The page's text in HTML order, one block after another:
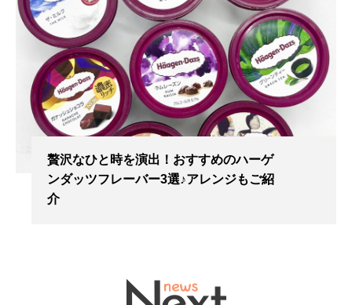
贅沢なひと時を演出！おすすめのハーゲ
ンダッツフレーバー3選♪アレンジもご紹
介